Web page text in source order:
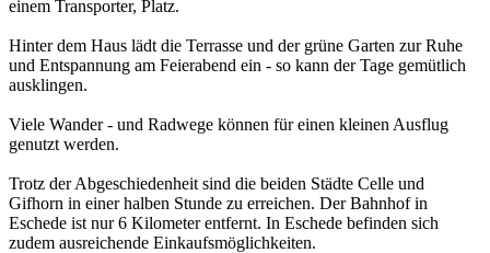
einem Transporter, Platz.
Hinter dem Haus lädt die Terrasse und der grüne Garten zur Ruhe
und Entspannung am Feierabend ein - so kann der Tage gemütlich
ausklingen.
Viele Wander - und Radwege können für einen kleinen Ausflug
genutzt werden.
Trotz der Abgeschiedenheit sind die beiden Städte Celle und
Gifhorn in einer halben Stunde zu erreichen. Der Bahnhof in
Eschede ist nur 6 Kilometer entfernt. In Eschede befinden sich
zudem ausreichende Einkaufsmöglichkeiten.